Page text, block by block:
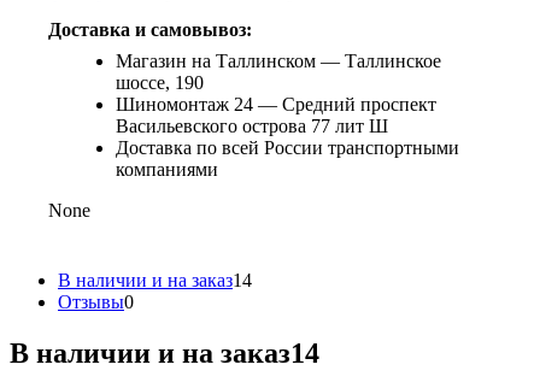
Доставка и самовывоз:
Магазин на Таллинском — Таллинское
шоссе, 190
Шиномонтаж 24 — Средний проспект
Васильевского острова 77 лит Ш
Доставка по всей России транспортными
компаниями
None
В наличии и на заказ14
Отзывы0
В наличии и на заказ14